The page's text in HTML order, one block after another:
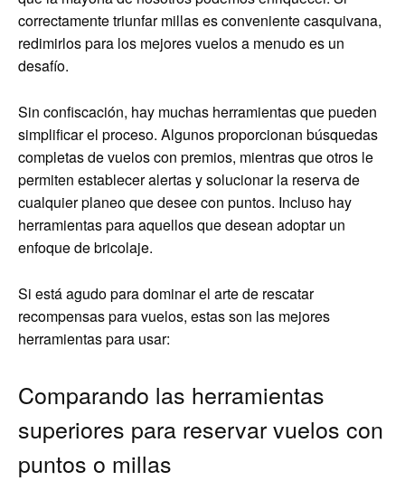
correctamente triunfar millas es conveniente casquivana,
redimirlos para los mejores vuelos a menudo es un
desafío.
Sin confiscación, hay muchas herramientas que pueden
simplificar el proceso. Algunos proporcionan búsquedas
completas de vuelos con premios, mientras que otros le
permiten establecer alertas y solucionar la reserva de
cualquier planeo que desee con puntos. Incluso hay
herramientas para aquellos que desean adoptar un
enfoque de bricolaje.
Si está agudo para dominar el arte de rescatar
recompensas para vuelos, estas son las mejores
herramientas para usar:
Comparando las herramientas
superiores para reservar vuelos con
puntos o millas